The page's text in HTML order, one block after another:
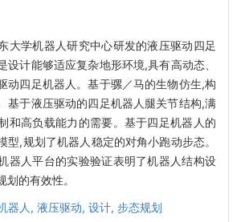
大学机器人研究中心研发的液压驱动四足
设计能够适应复杂地形环境,具有高动态、
动四足机器人。基于骡／马的生物仿生,构
基于液压驱动的四足机器人腿关节结构,满
和高负载能力的需要。基于四足机器人的
型,规划了机器人稳定的对角小跑动步态。
器人平台的实验验证表明了机器人结构设
的有效性。
器人, 液压驱动, 设计, 步态规划